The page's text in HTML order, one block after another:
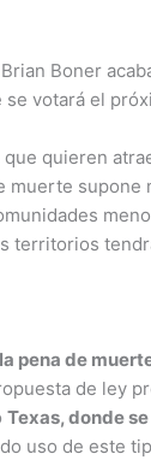
Boner
votará el
quieren
muerte supone
territorios
pena de
de ley
Texas, donde
uso de este